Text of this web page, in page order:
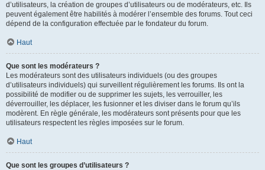
d’utilisateurs, la création de groupes d’utilisateurs ou de modérateurs, etc. Ils
peuvent également être habilités à modérer l’ensemble des forums. Tout ceci
dépend de la configuration effectuée par le fondateur du forum.
Haut
Que sont les modérateurs ?
Les modérateurs sont des utilisateurs individuels (ou des groupes
d’utilisateurs individuels) qui surveillent régulièrement les forums. Ils ont la
possibilité de modifier ou de supprimer les sujets, les verrouiller, les
déverrouiller, les déplacer, les fusionner et les diviser dans le forum qu’ils
modèrent. En règle générale, les modérateurs sont présents pour que les
utilisateurs respectent les règles imposées sur le forum.
Haut
Que sont les groupes d’utilisateurs ?